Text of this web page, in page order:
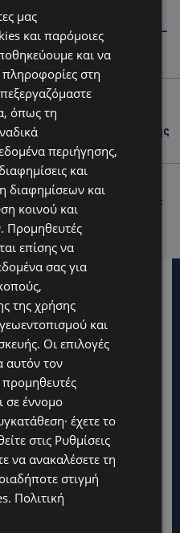
είναι μόνο ένας αριθμός –
είναι η πραγματική μας
ζωής για τη 37χρονη
Έρανος για τη θεραπεία της
φέρεται να παρενοχλούσε
εξέλιξη οι αστυνομικές
μας
και παρόμοιες
και να
στη
όπως τη
περιήγησης,
και
διαφημίσεων και
κοινού και
Προμηθευτές
επίσης να
σας για
της χρήσης
και
Οι επιλογές
αυτόν τον
σε έννομο
έχετε το
στις Ρυθμίσεις
να ανακαλέσετε τη
στιγμή
. Πολιτική